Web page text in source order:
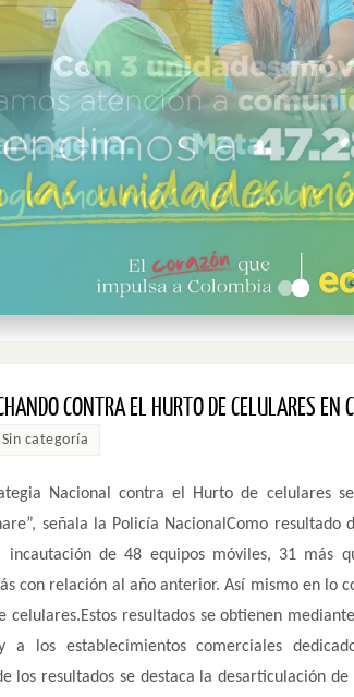
CONTRA EL HURTO DE CELULARES EN
Sin categoría
Nacional contra el Hurto de celulares
señala la Policía NacionalComo
de 48 equipos móviles, 31 más
con relación al año anterior. Así mismo en lo
celulares.Estos resultados se obtienen
a los establecimientos comerciales
los resultados se destaca la desarticulación